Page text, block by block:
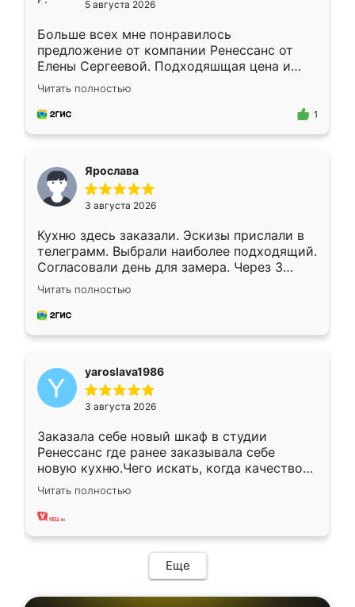
5 августа 2026
Больше всех мне понравилось
предложение от компании Ренессанс от
Елены Сергеевой. Подходяшщая цена и
короткие сроки изготовления. Приехавший
для замера сотрудник Владислав
предложил по моему эскизу самый
Читать полностью
1
Ярослава
3 августа 2026
Кухню здесь заказали. Эскизы прислали в
телеграмм. Выбрали наиболее подходящий.
Согласовали день для замера. Через 3
недели кухня была уже готова. Остались
довольны работой. Спасибо Ренессанс
мебель за качественную работу!
Читать полностью
yaroslava1986
3 августа 2026
Заказала себе новый шкаф в студии
Ренессанс где ранее заказывала себе
новую кухню.Чего искать, когда качеством
вполне довольна. Служит кухня уже почти
два года, нареканий нет.
Читать полностью
Еще